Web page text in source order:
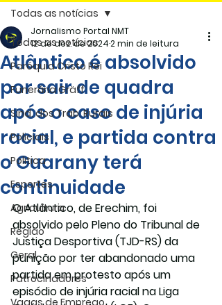
Todas as notícias
Paróquia Cristo Rei
Funerária Gräff
Sind. dos Trab. Rurais
Policiais
Politica
Esportes
Agricultura
Região
Geral
Patrocinadores
Vagas de Emprego
Todas as notícias
Atlântico é absolvido
por sair de quadra
após o caso de injúria
racial, e partida contra
o Guarany terá
continuidade
Jornalismo Portal NMT
12 de dez. de 20242 min de leitura
O Atlântico, de Erechim, foi
absolvido pelo Pleno do Tribunal de
Justiça Desportiva (TJD-RS) da
punição por ter abandonado uma
partida em protesto após um
episódio de injúria racial na Liga